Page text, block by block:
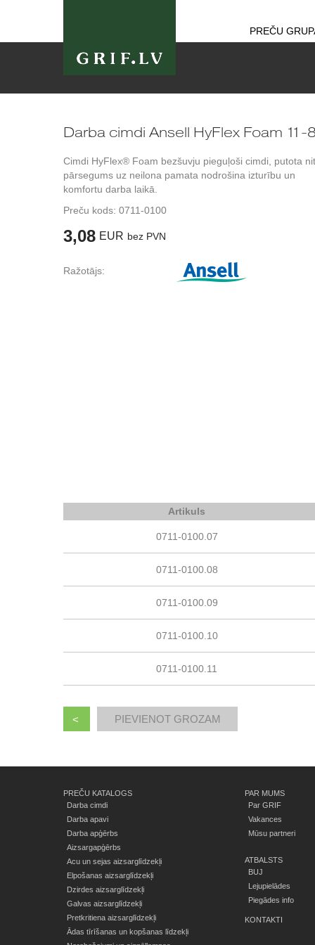
PREČU
Darba cimdi Ansell HyFlex Foam 11-
Cimdi HyFlex® Foam bezšuvju pieguļoši cimdi, putota
pārsegums uz neilona pamata nodrošina izturību un
komfortu darba laikā.
Preču kods: 0711-0100
3,08 EUR bez PVN
Ražotājs:
Artikuls
0711-0100.07
0711-0100.08
0711-0100.09
0711-0100.10
0711-0100.11
<
PREČU KATALOGS
Darba cimdi
Darba apavi
Darba apģērbs
Aizsargapģērbs
Acu un sejas aizsarglīdzekļi
Elpošanas aizsarglīdzekļi
Dzirdes aizsarglīdzekļi
Galvas aizsarglīdzekļi
Pretkritiena aizsarglīdzekļi
Ādas tīrīšanas un kopšanas līdzekļi
PAR MUMS
Par GRIF
Vakances
Mūsu partneri
ATBALSTS
BUJ
Lejupielādes
Piegādes info
KONTAKTI